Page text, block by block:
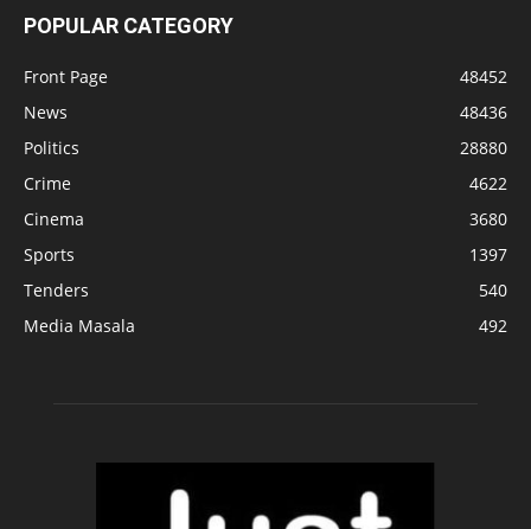
POPULAR CATEGORY
Front Page
48452
News
48436
Politics
28880
Crime
4622
Cinema
3680
Sports
1397
Tenders
540
Media Masala
492